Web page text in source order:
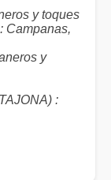
y toques
Campanas,
y
: